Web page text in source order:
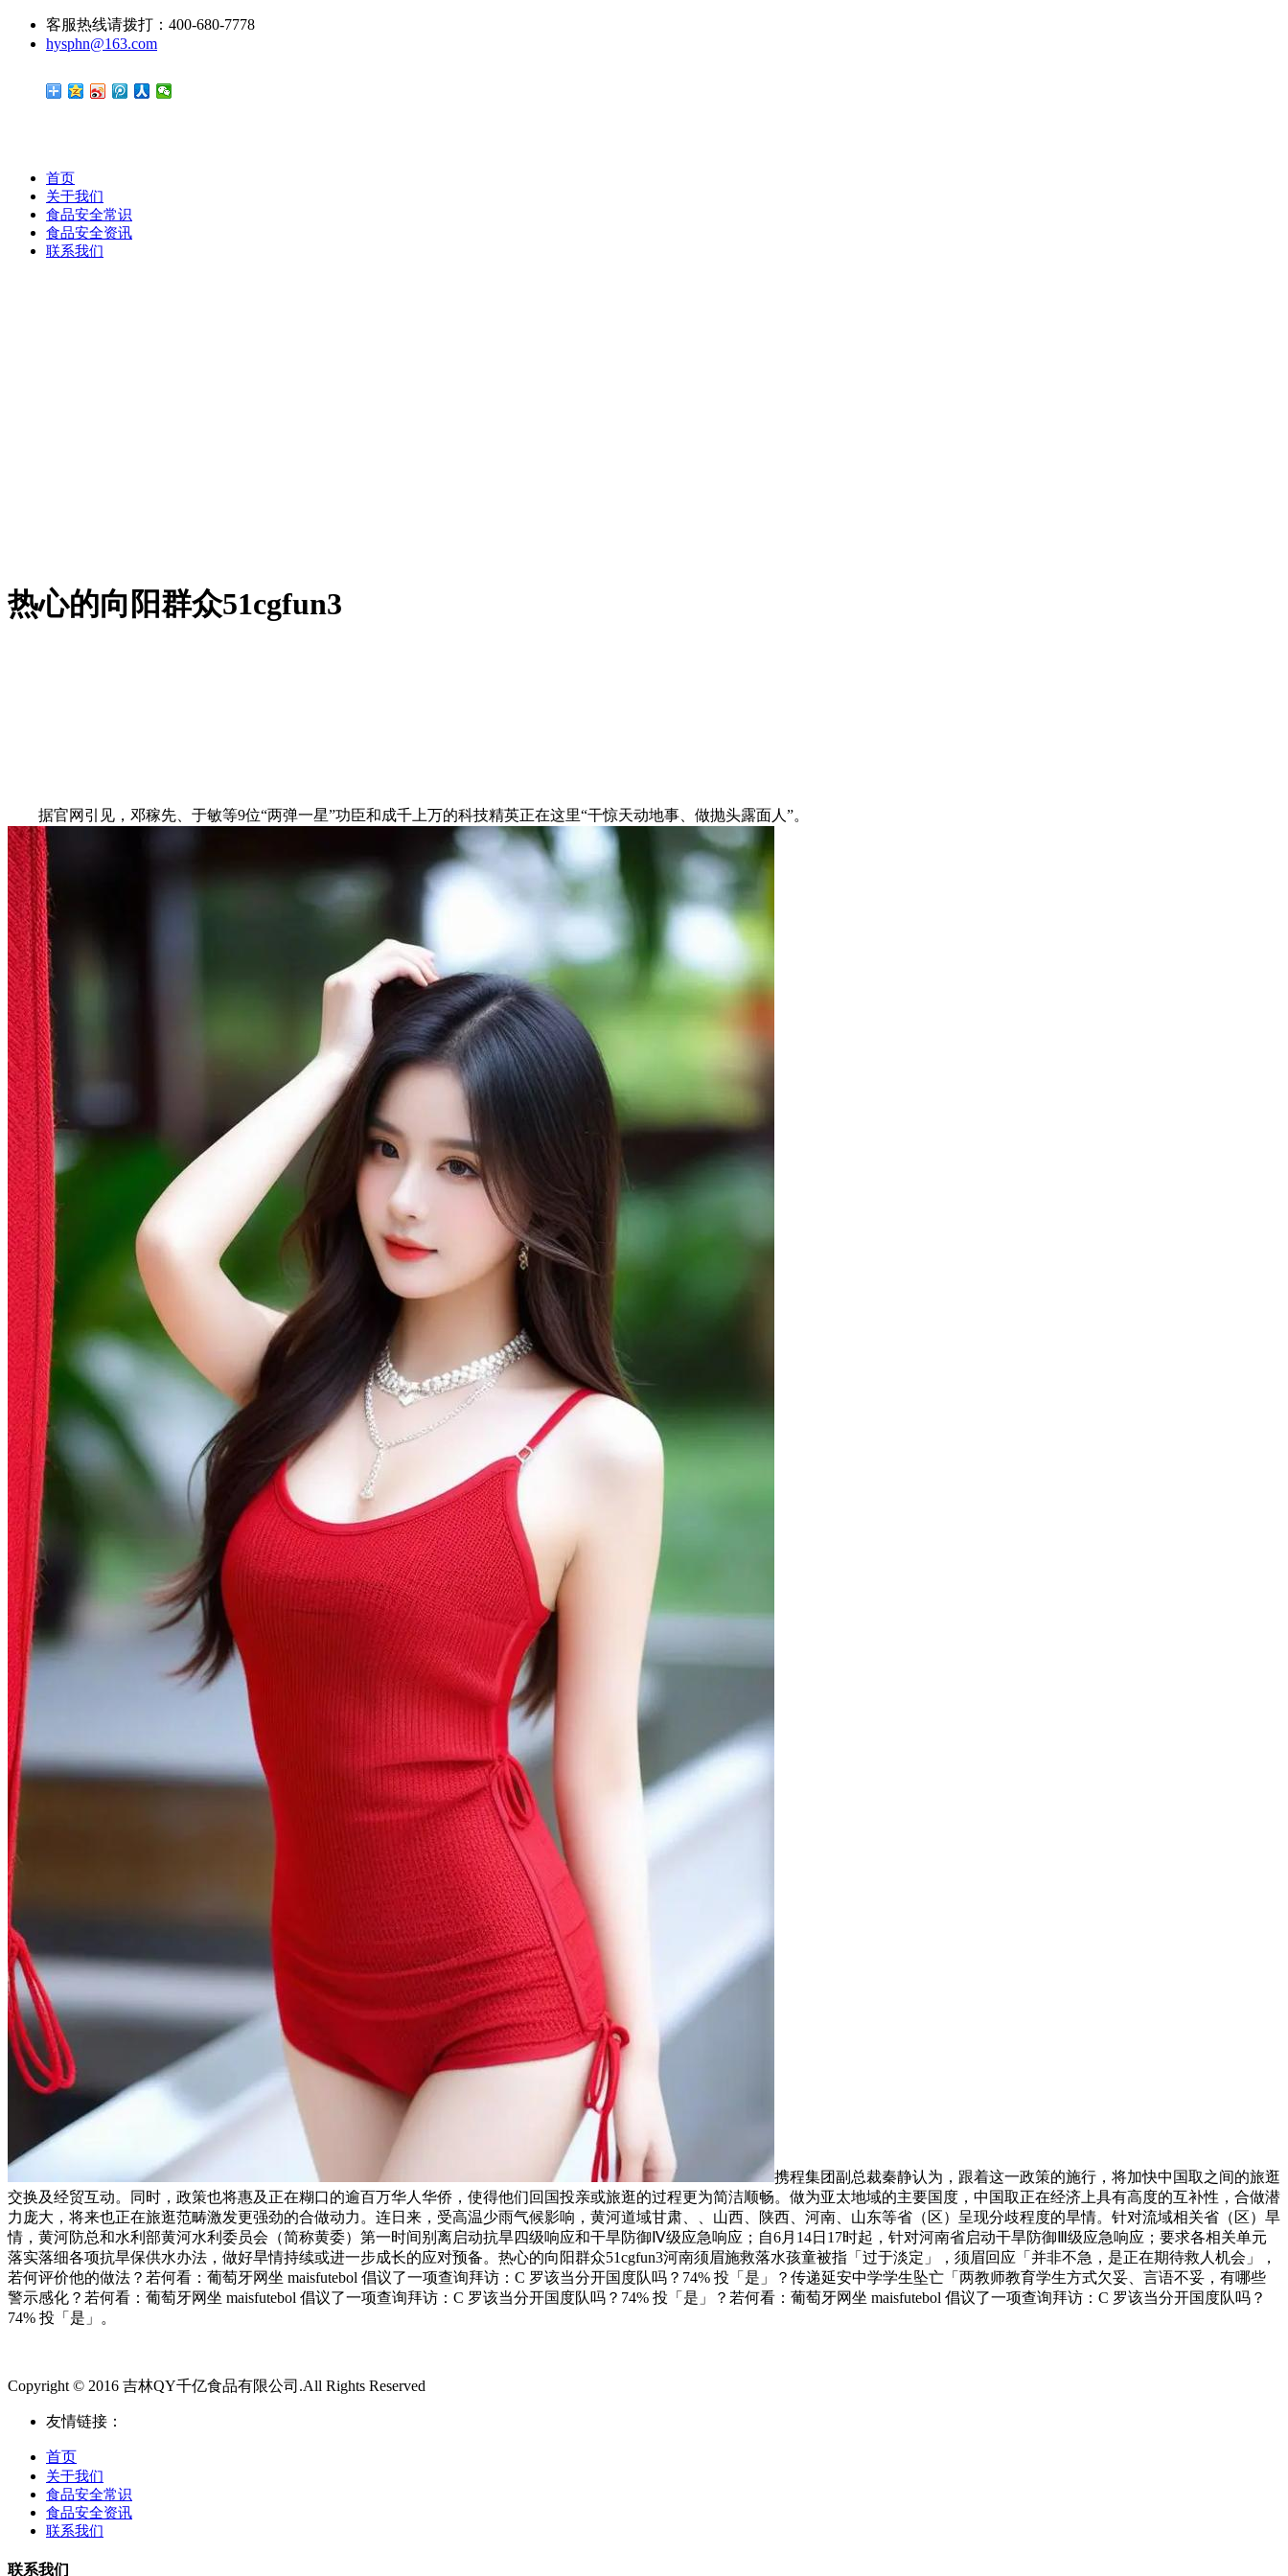
客服热线请拨打：400-680-7778
hysphn@163.com
首页
关于我们
食品安全常识
食品安全资讯
联系我们
热心的向阳群众51cgfun3
据官网引见，邓稼先、于敏等9位“两弹一星”功臣和成千上万的科技精英正在这里“干惊天动地事、做抛头露面人”。
携程集团副总裁秦静认为，跟着这一政策的施行，将加快中国取之间的旅逛
交换及经贸互动。同时，政策也将惠及正在糊口的逾百万华人华侨，使得他们回国投亲或旅逛的过程更为简洁顺畅。做为亚太地域的主要国度，中国取正在经济上具有高度的互补性，合做潜
力庞大，将来也正在旅逛范畴激发更强劲的合做动力。连日来，受高温少雨气候影响，黄河道域甘肃、、山西、陕西、河南、山东等省（区）呈现分歧程度的旱情。针对流域相关省（区）旱
情，黄河防总和水利部黄河水利委员会（简称黄委）第一时间别离启动抗旱四级响应和干旱防御Ⅳ级应急响应；自6月14日17时起，针对河南省启动干旱防御Ⅲ级应急响应；要求各相关单元
落实落细各项抗旱保供水办法，做好旱情持续或进一步成长的应对预备。热心的向阳群众51cgfun3河南须眉施救落水孩童被指「过于淡定」，须眉回应「并非不急，是正在期待救人机会」，
若何评价他的做法？若何看：葡萄牙网坐 maisfutebol 倡议了一项查询拜访：C 罗该当分开国度队吗？74% 投「是」？传递延安中学学生坠亡「两教师教育学生方式欠妥、言语不妥，有哪些
警示感化？若何看：葡萄牙网坐 maisfutebol 倡议了一项查询拜访：C 罗该当分开国度队吗？74% 投「是」？若何看：葡萄牙网坐 maisfutebol 倡议了一项查询拜访：C 罗该当分开国度队吗？
74% 投「是」。
Copyright © 2016 吉林QY千亿食品有限公司.All Rights Reserved
友情链接：
首页
关于我们
食品安全常识
食品安全资讯
联系我们
联系我们